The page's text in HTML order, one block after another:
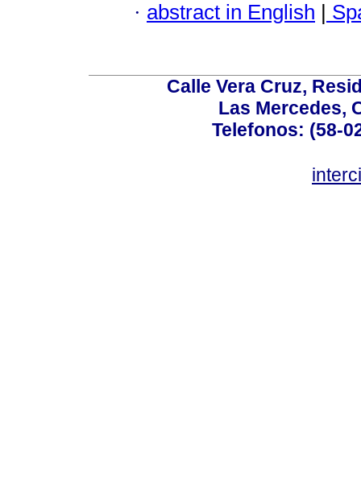
· abstract in English
Calle Vera Cruz,
Las Mercedes,
Telefonos: (58-